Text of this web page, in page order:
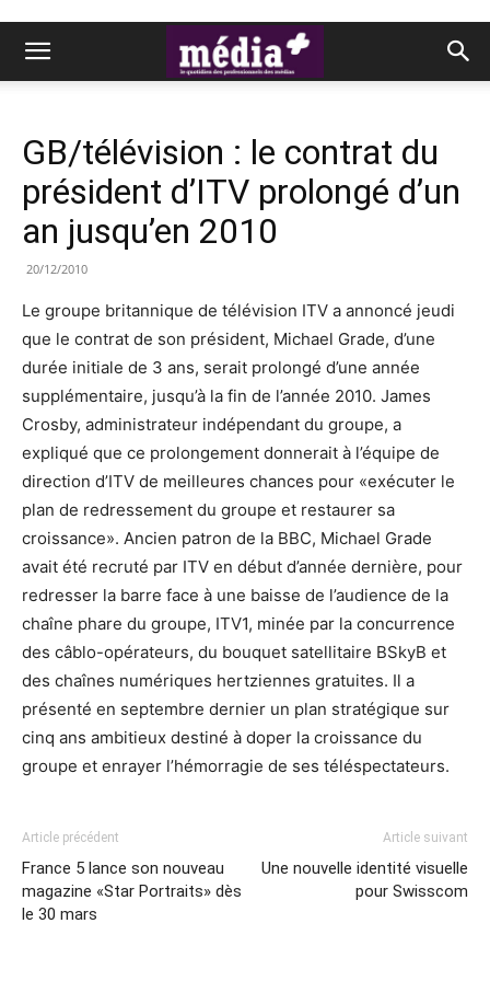
GB/télévision : le contrat du
président d’ITV prolongé d’un
an jusqu’en 2010
20/12/2010
Le groupe britannique de télévision ITV a annoncé jeudi
que le contrat de son président, Michael Grade, d’une
durée initiale de 3 ans, serait prolongé d’une année
supplémentaire, jusqu’à la fin de l’année 2010. James
Crosby, administrateur indépendant du groupe, a
expliqué que ce prolongement donnerait à l’équipe de
direction d’ITV de meilleures chances pour «exécuter le
plan de redressement du groupe et restaurer sa
croissance». Ancien patron de la BBC, Michael Grade
avait été recruté par ITV en début d’année dernière, pour
redresser la barre face à une baisse de l’audience de la
chaîne phare du groupe, ITV1, minée par la concurrence
des câblo-opérateurs, du bouquet satellitaire BSkyB et
des chaînes numériques hertziennes gratuites. Il a
présenté en septembre dernier un plan stratégique sur
cinq ans ambitieux destiné à doper la croissance du
groupe et enrayer l’hémorragie de ses téléspectateurs.
Article précédent
France 5 lance son nouveau
magazine «Star Portraits» dès
le 30 mars
Article suivant
Une nouvelle identité visuelle
pour Swisscom